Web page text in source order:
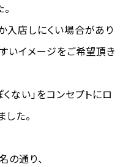
入店しにくい場合があり
いイメージをご希望頂き
ない」をコンセプトにロ
た。
の通り、